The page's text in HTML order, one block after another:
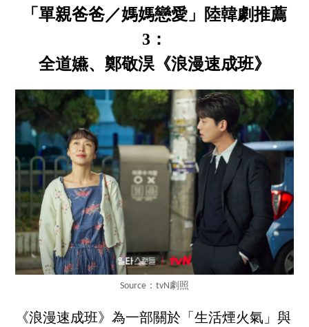
「單親爸爸／媽媽戀愛」陸韓劇推薦
3：
全道嬿、鄭敬淏《浪漫速成班》
Source：tvN劇照
《浪漫速成班》為一部關於「生活煙火氣」與